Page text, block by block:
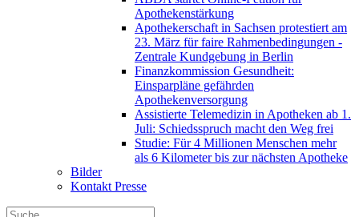
Apothekenstärkung
Apothekerschaft in Sachsen protestiert am
23. März für faire Rahmenbedingungen -
Zentrale Kundgebung in Berlin
Finanzkommission Gesundheit:
Einsparpläne gefährden
Apothekenversorgung
Assistierte Telemedizin in Apotheken ab 1.
Juli: Schiedsspruch macht den Weg frei
Studie: Für 4 Millionen Menschen mehr
als 6 Kilometer bis zur nächsten Apotheke
Bilder
Kontakt Presse